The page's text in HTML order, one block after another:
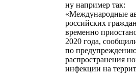
ну например так:
«Международные
российских
временно
2020 года,
по предупреждению
распространения
инфекции на